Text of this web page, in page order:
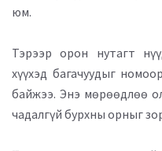
юм.
Тэрээр орон нутагт
хүүхэд багачуудыг
байжээ. Энэ мөрөөдлөө
чадалгүй бурхны орныг